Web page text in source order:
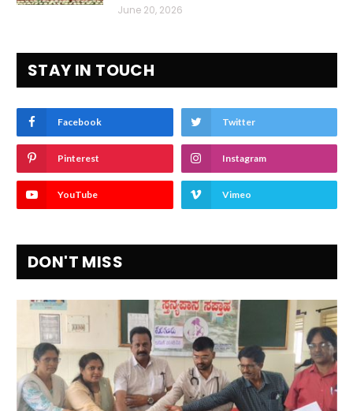
June 20, 2026
STAY IN TOUCH
Facebook Twitter
Pinterest Instagram
YouTube Vimeo
DON'T MISS